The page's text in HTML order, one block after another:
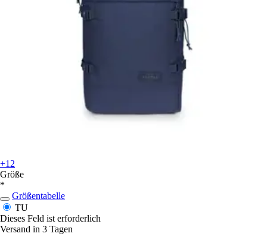
+12
Größe
*
Größentabelle
TU
Dieses Feld ist erforderlich
Versand in 3 Tagen